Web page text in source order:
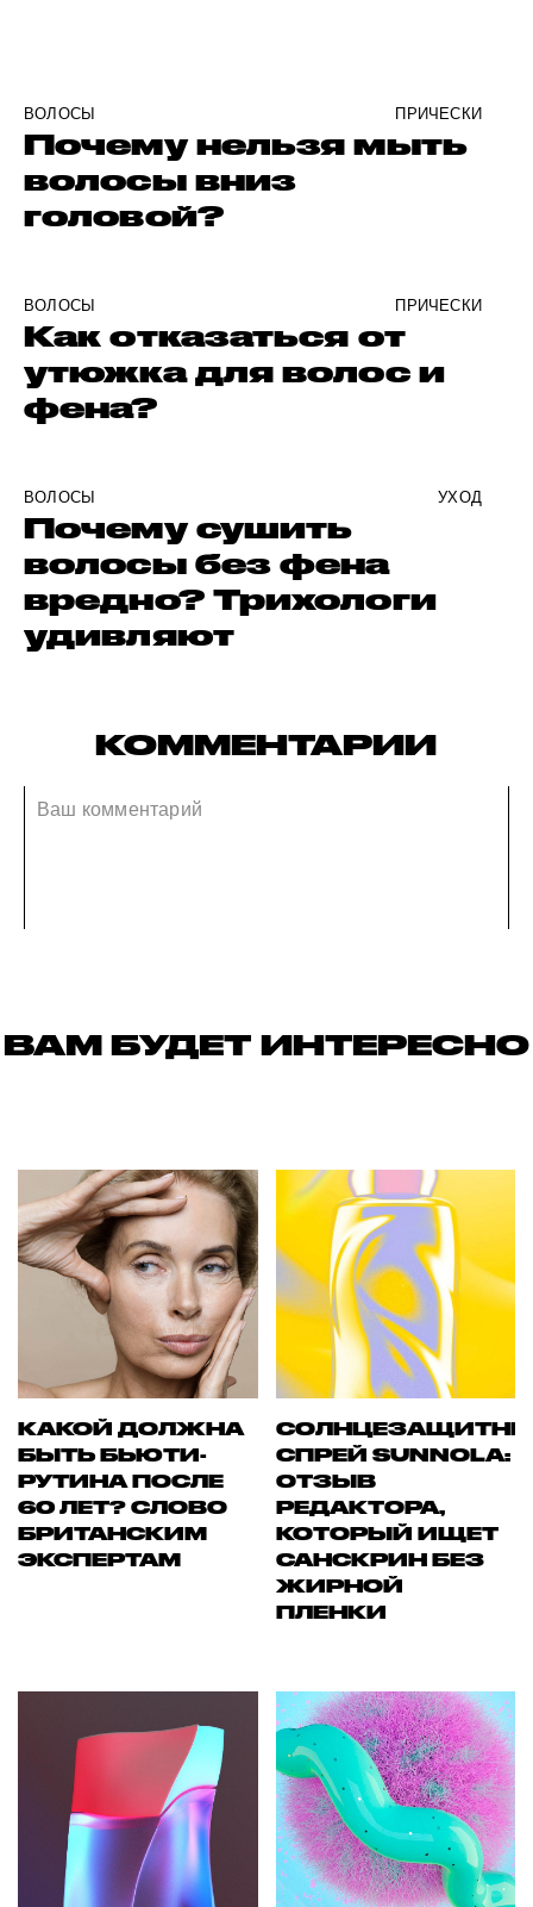
ВОЛОСЫ ПРИЧЕСКИ
Почему нельзя мыть
волосы вниз
головой?
ВОЛОСЫ ПРИЧЕСКИ
Как отказаться от
утюжка для волос и
фена?
ВОЛОСЫ УХОД
Почему сушить
волосы без фена
вредно? Трихологи
удивляют
КОММЕНТАРИИ
ВАМ БУДЕТ ИНТЕРЕСНО
КАКОЙ ДОЛЖНА
БЫТЬ БЬЮТИ-
РУТИНА ПОСЛЕ
60 ЛЕТ? СЛОВО
БРИТАНСКИМ
ЭКСПЕРТАМ
СПРЕЙ SUNNOLA:
ОТЗЫВ
РЕДАКТОРА,
КОТОРЫЙ ИЩЕТ
САНСКРИН БЕЗ
ЖИРНОЙ
ПЛЕНКИ